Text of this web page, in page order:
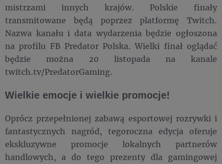
mistrzami innych krajów. Polskie finały
transmitowane będą poprzez platformę Twitch.
Nazwa kanału i data wydarzenia będzie ogłoszona
na profilu FB Predator Polska. Wielki finał oglądać
będzie można 20 listopada na kanale
twitch.tv/PredatorGaming.
Wielkie emocje i wielkie promocje!
Oprócz przepełnionej zabawą esportowej rozrywki i
fantastycznych nagród, tegoroczna edycja oferuje
ekskluzywne promocje lokalnych partnerów
handlowych, a do tego prezenty dla gamingowej